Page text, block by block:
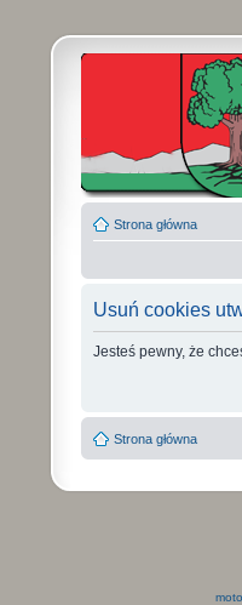
Strona główna
Usuń cookies
Jesteś pewny, że
Strona główna